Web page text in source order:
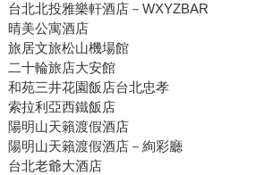
台北北投雅樂軒酒店－WXYZBAR
晴美公寓酒店
旅居文旅松山機場館
二十輪旅店大安館
和苑三井花園飯店台北忠孝
索拉利亞西鐵飯店
陽明山天籟渡假酒店
陽明山天籟渡假酒店－絢彩廳
台北老爺大酒店